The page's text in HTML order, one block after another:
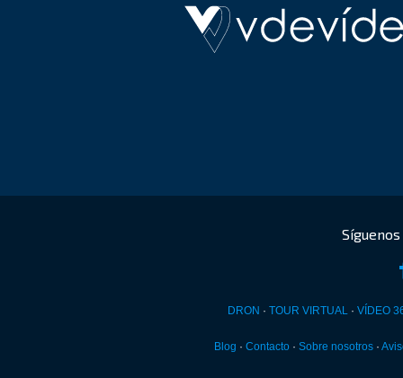
DRON · TOUR VIRTUAL· VÍDEO
Blog · Contacto· Sobre nosotros·